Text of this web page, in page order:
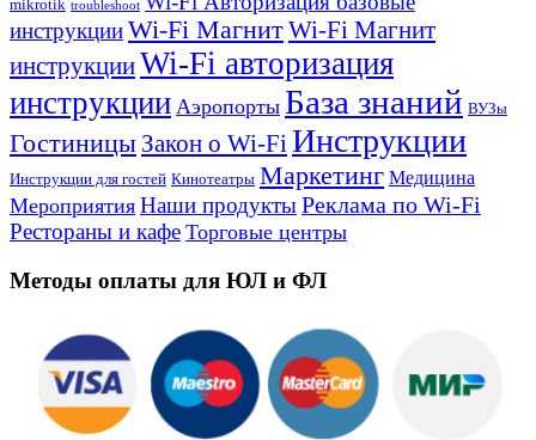
mikrotik troubleshoot
инструкцииWi-Fi МагнитWi-Fi Магнит
инструкцииWi-Fi авторизация
инструкции Аэропорты База знаний ВУЗы
Гостиницы Закон о Wi-FiИнструкции
Инструкции для гостей Кинотеатры Маркетинг Медицина
Мероприятия Наши продуктыРеклама по Wi-Fi
Рестораны и кафе Торговые центры
Методы оплаты для ЮЛ и ФЛ